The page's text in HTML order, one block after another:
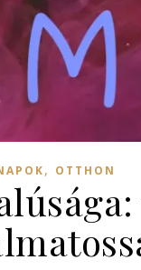
, OTTHON